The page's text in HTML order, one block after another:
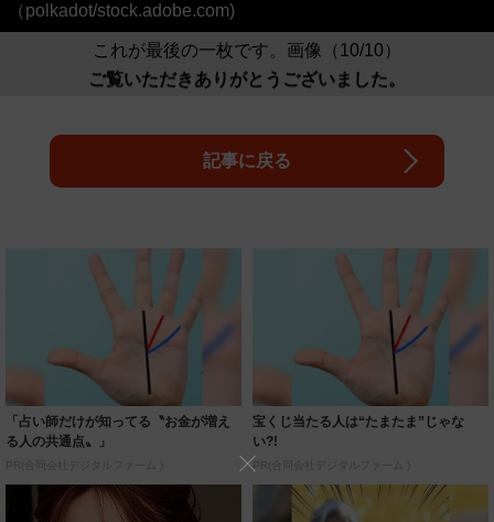
（polkadot/stock.adobe.com)
これが最後の一枚です。画像（10/10）
ご覧いただきありがとうございました。
記事に戻る
「占い師だけが知ってる〝お金が増え
る人の共通点〟」
PR(合同会社デジタルファーム )
宝くじ当たる人は“たまたま”じゃな
い?!
PR(合同会社デジタルファーム )